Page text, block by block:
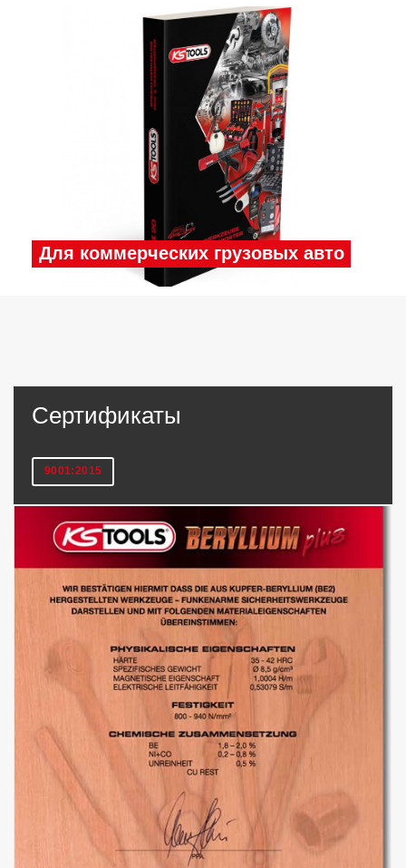
Для коммерческих грузовых авто
Сертификаты
9001:2015